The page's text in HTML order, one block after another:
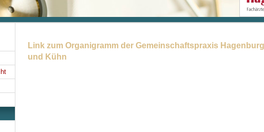
Link zum Organigramm der Gemeinschaftspraxis
und Kühn